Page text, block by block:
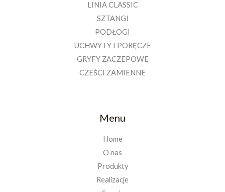
LINIA CLASSIC
SZTANGI
PODŁOGI
UCHWYTY I PORĘCZE
GRYFY ZACZEPOWE
CZEŚCI ZAMIENNE
Menu
Home
O nas
Produkty
Realizacje